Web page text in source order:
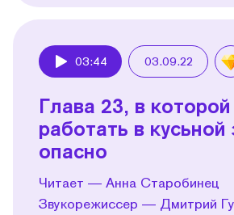
03:44 03.09.22
Глава 23, в которой
работать в кусьной
опасно
Читает — Анна Старобинец
Звукорежиссер — Дмитрий